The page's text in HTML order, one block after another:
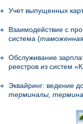
Учет выпущенных
Взаимодействие с
система (
Обслуживание
реестров из систем
Эквайринг: ведение
терминалы,